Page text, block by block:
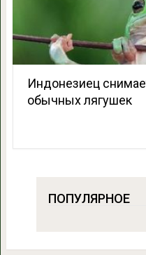
Индонезиец
обычных лягушек
ПОПУЛЯРНОЕ